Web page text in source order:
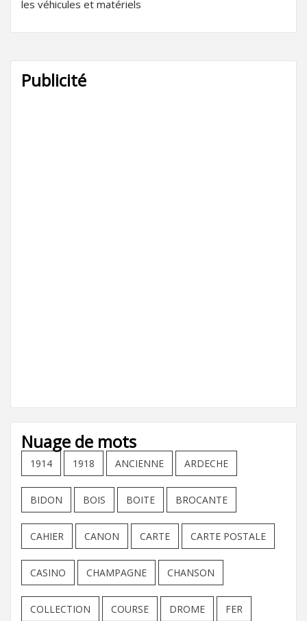
les véhicules et matériels
Publicité
Nuage de mots
1914 1918 ANCIENNE ARDECHE
BIDON BOIS BOITE BROCANTE
CAHIER CANON CARTE CARTE POSTALE
CASINO CHAMPAGNE CHANSON
COLLECTION COURSE DROME FER